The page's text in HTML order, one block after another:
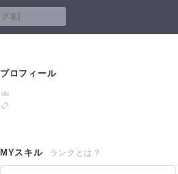
プロフィール
MYスキル ランクとは？